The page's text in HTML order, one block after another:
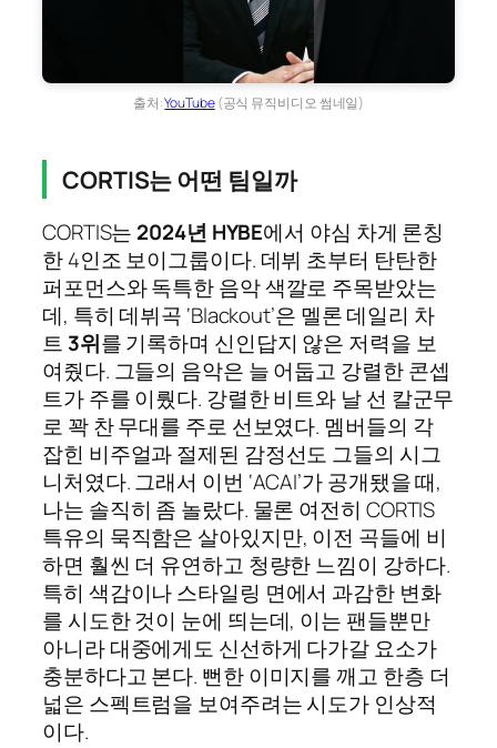
출처:YouTube(공식 뮤직비디오 썸네일)
CORTIS는 어떤 팀일까
CORTIS는 2024년 HYBE에서 야심 차게 론칭
한 4인조 보이그룹이다. 데뷔 초부터 탄탄한
퍼포먼스와 독특한 음악 색깔로 주목받았는
데, 특히 데뷔곡 ‘Blackout’은 멜론 데일리 차
트 3위를 기록하며 신인답지 않은 저력을 보
여줬다. 그들의 음악은 늘 어둡고 강렬한 콘셉
트가 주를 이뤘다. 강렬한 비트와 날 선 칼군무
로 꽉 찬 무대를 주로 선보였다. 멤버들의 각
잡힌 비주얼과 절제된 감정선도 그들의 시그
니처였다. 그래서 이번 ‘ACAI’가 공개됐을 때,
나는 솔직히 좀 놀랐다. 물론 여전히 CORTIS
특유의 묵직함은 살아있지만, 이전 곡들에 비
하면 훨씬 더 유연하고 청량한 느낌이 강하다.
특히 색감이나 스타일링 면에서 과감한 변화
를 시도한 것이 눈에 띄는데, 이는 팬들뿐만
아니라 대중에게도 신선하게 다가갈 요소가
충분하다고 본다. 뻔한 이미지를 깨고 한층 더
넓은 스펙트럼을 보여주려는 시도가 인상적
이다.